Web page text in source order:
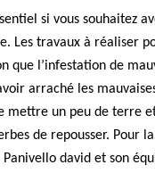
si vous souhaitez
Les travaux à réaliser
que l’infestation de
arraché les
mettre un peu de terre
de repousser. Pour
david et son